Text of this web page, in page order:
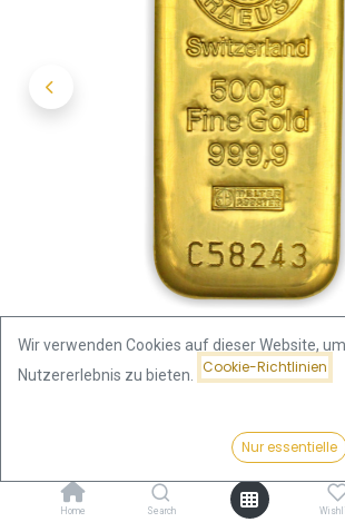
61.551,90€
Home Search
500 Gramm Goldbarren | Argor-Heraeus -
500 Gramm
Wir verwenden Cookies auf dieser Website,
Nutzererlebnis zu bieten.
Cookie-Richtlinien
Nur essentielle